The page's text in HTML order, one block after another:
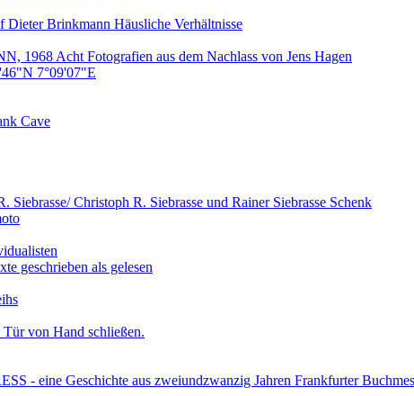
Brinkmann Häusliche Verhältnisse
Acht Fotografien aus dem Nachlass von Jens Hagen
7°09'07"E
Cave
Christoph R. Siebrasse und Rainer Siebrasse Schenk
geschrieben als gelesen
von Hand schließen.
- eine Geschichte aus zweiundzwanzig Jahren Frankfurter